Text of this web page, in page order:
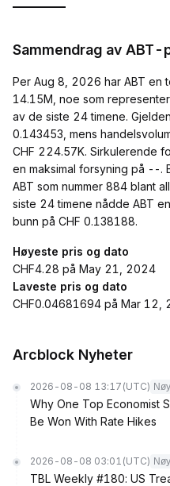
Sammendrag av ABT-
Per Aug 8, 2026 har ABT en
14.15M, noe som
av de siste 24 timene.
0.143453, mens
CHF 224.57K. Sirkulerende
en maksimal forsyning på --.
ABT som nummer 884 blant
siste 24 timene nådde ABT
bunn på CHF 0.138188.
Høyeste pris og dato
CHF4.28 på May 21, 2024
Laveste pris og dato
CHF0.04681694 på Mar 12,
Arcblock Nyheter
2026-08-08 13:17 (UTC)
Why One Top Economist
Be Won With Rate Hikes
2026-08-08 03:01 (UTC)
TBL Weekly #180: US